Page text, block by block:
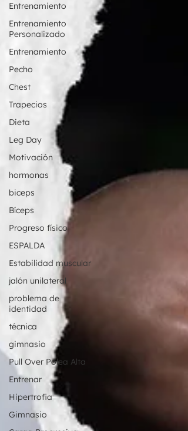
Entrenamiento
Entrenamiento
Personalizado
Entrenamiento
Pecho
Chest
Trapecios
Dieta
Leg Day
Motivación
hormonas
biceps
Bíceps
Progreso físico
ESPALDA
Estabilidad muscular
jalón unilateral
problema de
identidad
técnica
gimnasio
Pull Over Polea Alta
Entrenar
Hipertrofia
Gimnasio